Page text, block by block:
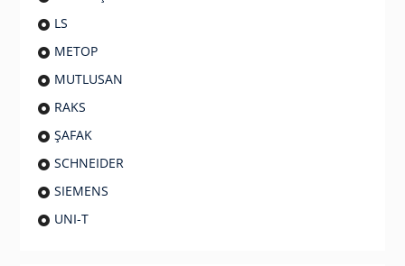
LS
METOP
MUTLUSAN
RAKS
ŞAFAK
SCHNEIDER
SIEMENS
UNI-T